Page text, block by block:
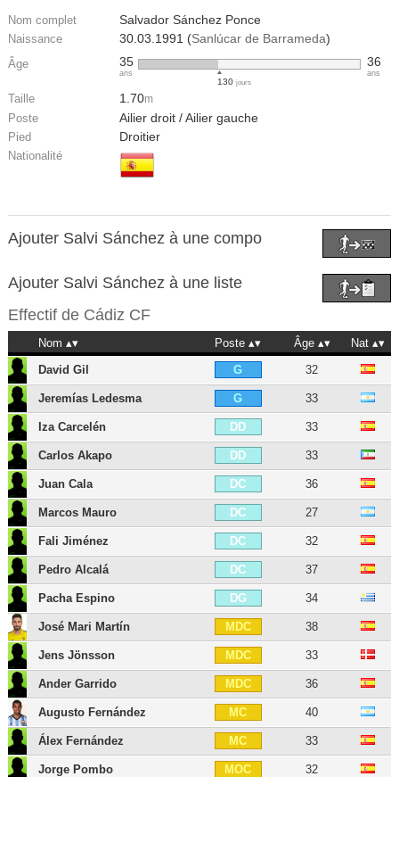
Nom complet Salvador Sánchez Ponce
Naissance 30.03.1991 (Sanlúcar de Barrameda)
Âge 35
ans
130 jours
36
ans
Taille 1.70m
Poste Ailier droit / Ailier gauche
Pied Droitier
Nationalité
Ajouter Salvi Sánchez à une compo
Ajouter Salvi Sánchez à une liste
Effectif de Cádiz CF
Nom Poste Âge
Nat
David Gil
G 32
Jeremías Ledesma G 33
Iza Carcelén DD 33
Carlos Akapo DD 33
Juan Cala DC 36
Marcos Mauro DC 27
Fali Jiménez DC 32
Pedro Alcalá DC 37
Pacha Espino DG 34
José Mari Martín MDC 38
Jens Jönsson MDC 33
Ander Garrido MDC 36
Augusto Fernández MC 40
Álex Fernández MC 33
Jorge Pombo MOC 32